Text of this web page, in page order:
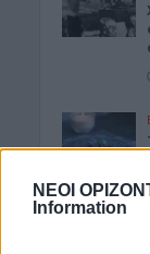
ΝΕΟΙ
Information